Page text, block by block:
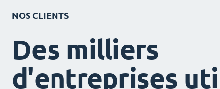
NOS CLIENTS
Des milliers
d'entreprises